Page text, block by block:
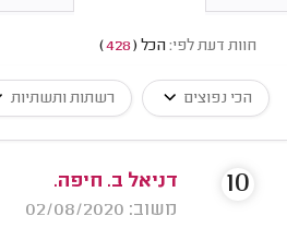
חוות דעת לפי: הכל (
428
)
הכי נפוצים רשתות ותשתיות
דניאל ב. חיפה.
משוב: 02/08/2020
10